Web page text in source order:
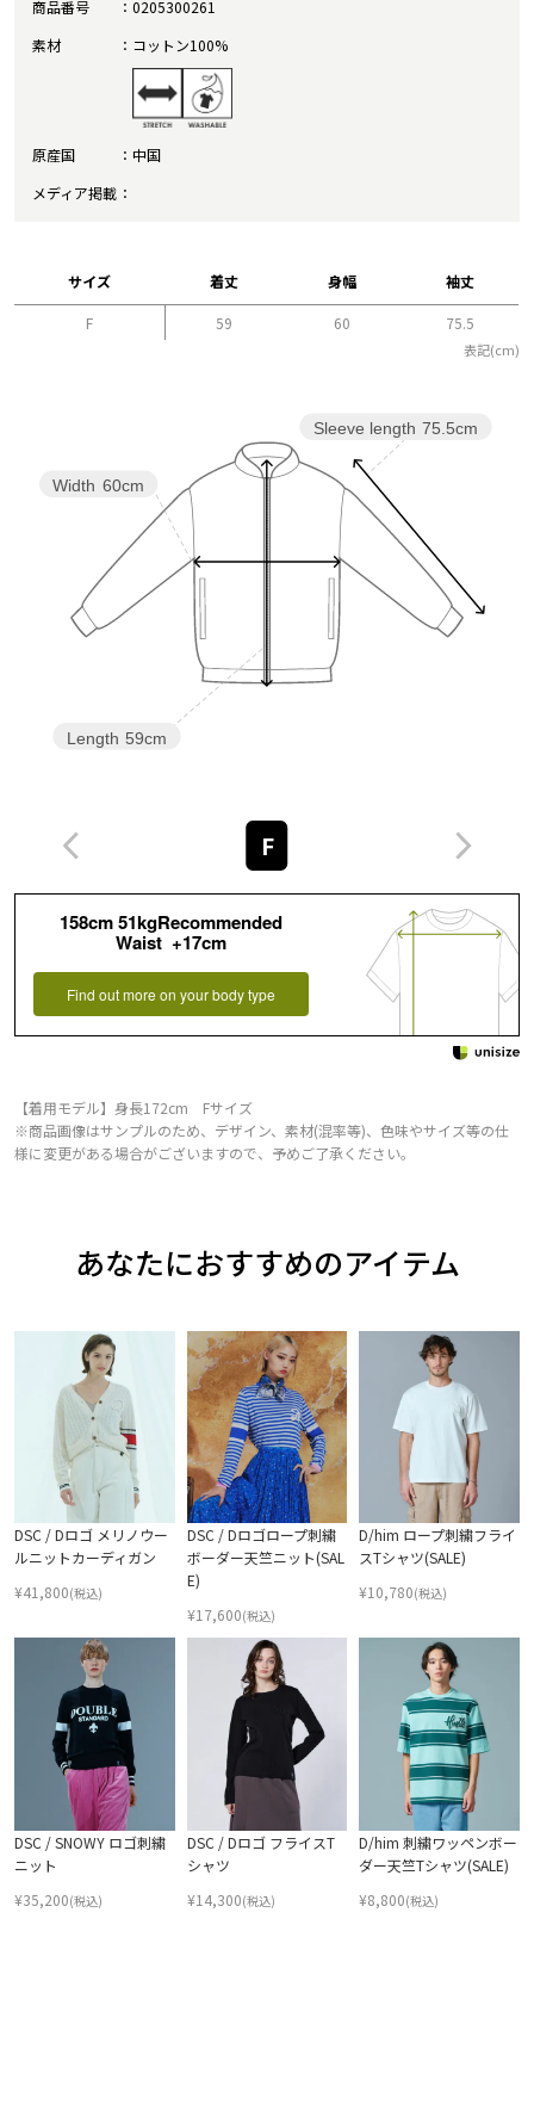
商品番号
0205300261
素材
コットン100%
原産国
中国
メディア掲載
サイズ 着丈 身幅 袖丈
F 59 60 75.5
表記(cm)
Sleeve length 75.5cm
Length 59cm
Width 60cm
F
158cm 51kgRecommended
Waist +17cm
Find out more on your body type
【着用モデル】身長172cm Fサイズ
※商品画像はサンプルのため、デザイン、素材(混率等)、色味やサイズ等の仕
様に変更がある場合がございますので、予めご了承ください。
あなたにおすすめのアイテム
DSC / Dロゴ メリノウー
ルニットカーディガン
¥41,800(税込)
DSC / Dロゴロープ刺繍
ボーダー天竺ニット(SAL
E)
¥17,600(税込)
D/him ロープ刺繍フライ
スTシャツ(SALE)
¥10,780(税込)
DSC / SNOWY ロゴ刺繍
ニット
¥35,200(税込)
DSC / Dロゴ フライスT
シャツ
¥14,300(税込)
D/him 刺繍ワッペンボー
ダー天竺Tシャツ(SALE)
¥8,800(税込)